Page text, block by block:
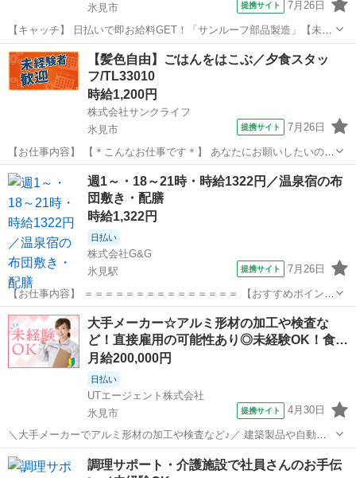
氷見市
提携サイト 7月26日
【キャッチ】 日払いで即お給料GET！「サンルーフ部品製造」【未経
験スタート大歓迎♪】程よい残業でお小遣い稼ぎ♪ジブンらしく・髪型
自由♪高時給1200円～1500円！ 【コメント】 ＼大手人材派遣会社で働
富山 氷見市 工場
【髪色自由】ごはんをはこぶ／夕食スタッ
フ/TL33010
時給1,200円
株式会社サンクライフ
氷見市
提携サイト 7月26日
【お仕事内容】 【＊こんなお仕事です＊】 あなたにお願いしたいの
は、 「旅館での夕食スタッフ」です。 （1）料理の配膳をお願いしま
す。 （2）食器の片付けもお願いします。 （3）朝食の準備もお願いし
ます。 【＊こんなお...
富山 氷見市
週1～・18～21時・時給1322円／温泉宿の布
団敷き・配膳
時給1,322円
日払い
株式会社G&G
氷見駅
提携サイト 7月26日
【お仕事内容】 ＝＝＝＝＝＝＝＝＝＝＝＝＝＝＝ 【おすすめポイン
ト】 ・18：00～21：00の短時間 → 仕事終わり・家事後にも働きや
すい ・週1日～OK → 無理なく自分のペースで勤務 ・残業なし →
きっ...
富山 氷見市 氷見駅 その他
大手メーカー☆アルミ形材の加工や検査な
ど！直接雇用の可能性あり◎未経験OK！食…
月給200,000円
日払い
UTエージェント株式会社
氷見市
提携サイト 4月30日
＼大手メーカーでアルミ形材の加工や検査など♪／ 建築製品や自動車
向けや電子向けの様々な製品を製造しています！ ☆普通自動車運転免
許があればOKです！ 丁寧な研修と指導で安心のスタート♪ ＜具体的に
富山 氷見市 工場
調理サポート・介護施設で社員さんのお手伝